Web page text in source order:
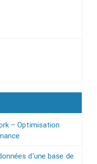
– Optimisation
d’une base de